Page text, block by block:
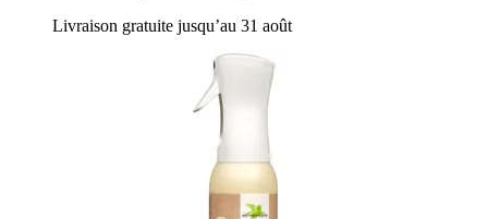
Livraison gratuite jusqu’au 31 août